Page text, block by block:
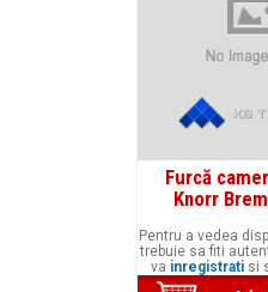
Furcă
Knorr
Pentru a vedea
trebuie sa fiti
va inregistrati si